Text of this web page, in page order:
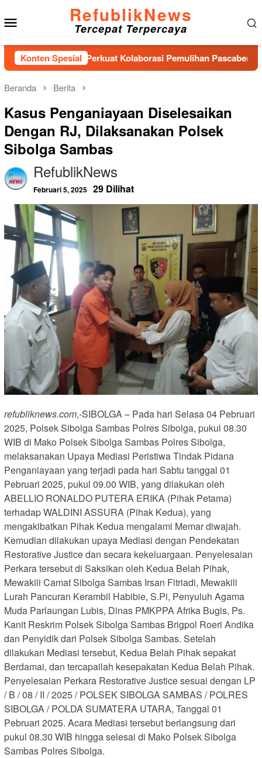
ke
konten
RefublikNews
Tercepat Terpercaya
Konten Spesial
Perkuat Kolaborasi Pemulihan Pascabencana dan
Beranda Berita
Kasus Penganiayaan Diselesaikan
Dengan RJ, Dilaksanakan Polsek
Sibolga Sambas
RefublikNews
Februari 5, 2025 29 Dilihat
refubliknews.com,-SIBOLGA – Pada hari Selasa 04 Pebruari
2025, Polsek Sibolga Sambas Polres Sibolga, pukul 08.30
WIB di Mako Polsek Sibolga Sambas Polres Sibolga,
melaksanakan Upaya Mediasi Peristiwa Tindak Pidana
Penganiayaan yang terjadi pada hari Sabtu tanggal 01
Pebruari 2025, pukul 09.00 WIB, yang dilakukan oleh
ABELLIO RONALDO PUTERA ERIKA (Pihak Petama)
terhadap WALDINI ASSURA (Pihak Kedua), yang
mengakibatkan Pihak Kedua mengalami Memar diwajah.
Kemudian dilakukan upaya Mediasi dengan Pendekatan
Restorative Justice dan secara kekeluargaan. Penyelesaian
Perkara tersebut di Saksikan oleh Kedua Belah Pihak,
Mewakili Camat Sibolga Sambas Irsan Fitriadi, Mewakili
Lurah Pancuran Kerambil Habibie, S.Pi, Penyuluh Agama
Muda Parlaungan Lubis, Dinas PMKPPA Afrika Bugis, Ps.
Kanit Reskrim Polsek Sibolga Sambas Brigpol Roeri Andika
dan Penyidik dari Polsek Sibolga Sambas. Setelah
dilakukan Mediasi tersebut, Kedua Belah Pihak sepakat
Berdamai, dan tercapailah kesepakatan Kedua Belah Pihak.
Penyelesaian Perkara Restorative Justice sesuai dengan LP
/ B / 08 / II / 2025 / POLSEK SIBOLGA SAMBAS / POLRES
SIBOLGA / POLDA SUMATERA UTARA, Tanggal 01
Pebruari 2025. Acara Mediasi tersebut berlangsung dari
pukul 08.30 WIB hingga selesai di Mako Polsek Sibolga
Sambas Polres Sibolga.